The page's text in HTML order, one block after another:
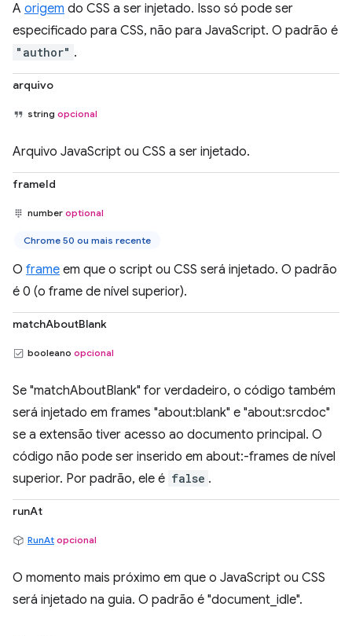
A origem do CSS a ser injetado. Isso só pode ser
especificado para CSS, não para JavaScript. O padrão é
"author" .
arquivo
string opcional
Arquivo JavaScript ou CSS a ser injetado.
frameId
number optional
Chrome 50 ou mais recente
O frame em que o script ou CSS será injetado. O padrão
é 0 (o frame de nível superior).
matchAboutBlank
booleano opcional
Se "matchAboutBlank" for verdadeiro, o código também
será injetado em frames "about:blank" e "about:srcdoc"
se a extensão tiver acesso ao documento principal. O
código não pode ser inserido em about:-frames de nível
superior. Por padrão, ele é false .
runAt
RunAt opcional
O momento mais próximo em que o JavaScript ou CSS
será injetado na guia. O padrão é "document_idle".